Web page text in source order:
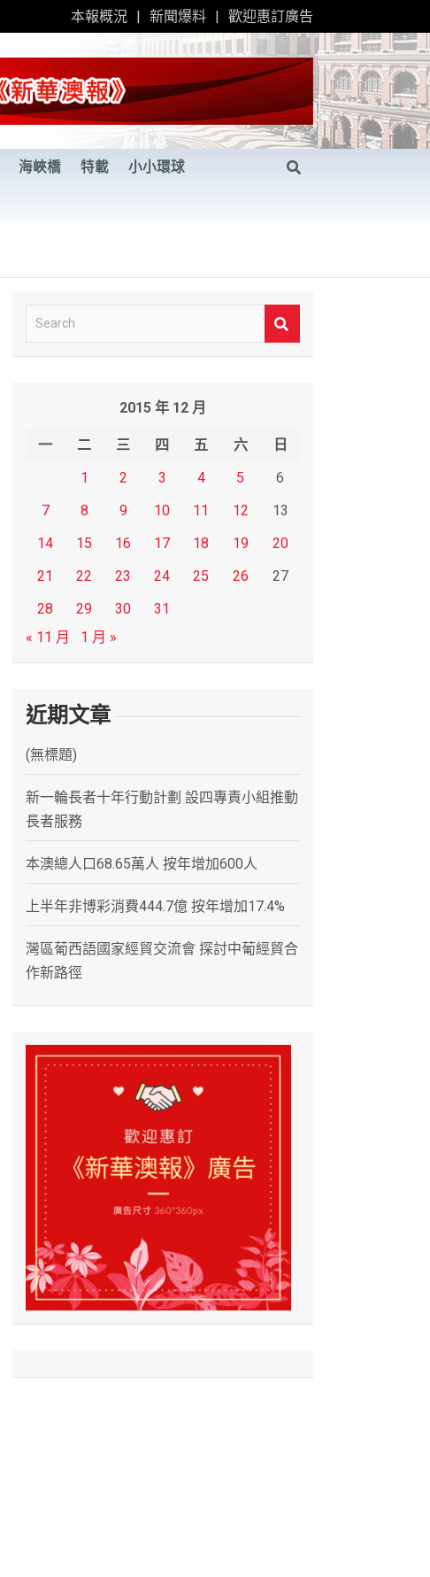
本報概況 新聞爆料 歡迎惠訂廣告
海峽橋 特載 小小環球
e
2015 年 12 月
一 二 三 四 五 六
日
1
2 3 4 5
6
7
8 9 10 11 12
13
14
15 16 17 18 19
20
21
22 23 24 25 26
27
28
29 30
31
« 11 月
1 月 »
近期文章
(無標題)
新一輪長者十年行動計劃 設四專責小組推動
長者服務
本澳總人口68.65萬人 按年增加600人
上半年非博彩消費444.7億 按年增加17.4%
灣區葡西語國家經貿交流會 探討中葡經貿合
作新路徑